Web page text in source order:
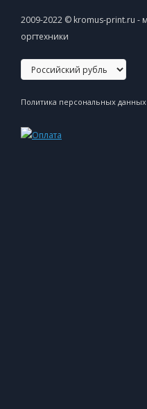
2009-2022 © kromus-print.ru -
оргтехники
Политика персональных данных